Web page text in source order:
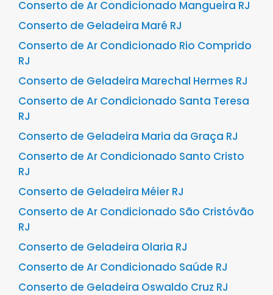
Conserto de Ar Condicionado Mangueira RJ
Conserto de Geladeira Maré RJ
Conserto de Ar Condicionado Rio Comprido
RJ
Conserto de Geladeira Marechal Hermes RJ
Conserto de Ar Condicionado Santa Teresa
RJ
Conserto de Geladeira Maria da Graça RJ
Conserto de Ar Condicionado Santo Cristo
RJ
Conserto de Geladeira Méier RJ
Conserto de Ar Condicionado São Cristóvão
RJ
Conserto de Geladeira Olaria RJ
Conserto de Ar Condicionado Saúde RJ
Conserto de Geladeira Oswaldo Cruz RJ